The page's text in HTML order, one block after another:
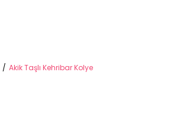
Akik Taşlı Kehribar Kolye